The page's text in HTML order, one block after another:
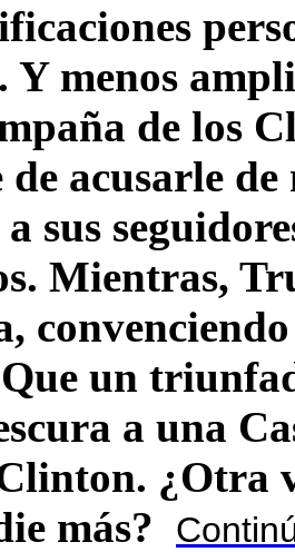
Y menos
de los
acusarle
sus
Mientras,
un
a una
¿Otra
más?